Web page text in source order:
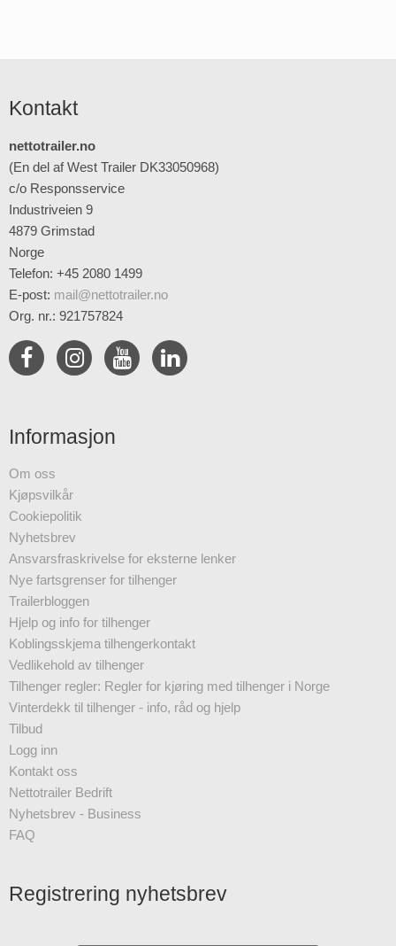
Kontakt
nettotrailer.no
(En del af West Trailer DK33050968)
c/o Responsservice
Industriveien 9
4879 Grimstad
Norge
Telefon: +45 2080 1499
E-post: mail@nettotrailer.no
Org. nr.: 921757824
Informasjon
Om oss
Kjøpsvilkår
Cookiepolitik
Nyhetsbrev
Ansvarsfraskrivelse for eksterne lenker
Nye fartsgrenser for tilhenger
Trailerbloggen
Hjelp og info for tilhenger
Koblingsskjema tilhengerkontakt
Vedlikehold av tilhenger
Tilhenger regler: Regler for kjøring med tilhenger i Norge
Vinterdekk til tilhenger - info, råd og hjelp
Tilbud
Logg inn
Kontakt oss
Nettotrailer Bedrift
Nyhetsbrev - Business
FAQ
Registrering nyhetsbrev